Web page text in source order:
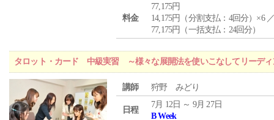
料金
77,175円
14,175円（分割支払：4回分）×6
77,175円（一括支払：24回分）
タロット・カード 中級実習 ～様々な展開法を使いこなしてリーディ
講師 狩野 みどり
日程
7月 12日 ～ 9月 27日
B Week